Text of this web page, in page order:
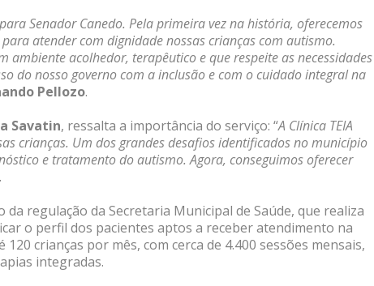
Senador Canedo. Pela primeira vez na história, oferecemos
atender com dignidade nossas crianças com autismo.
ambiente acolhedor, terapêutico e que respeite as necessidades
do nosso governo com a inclusão e com o cuidado integral na
Pellozo.
Savatin, ressalta a importância do serviço: “A Clínica TEIA
crianças. Um dos grandes desafios identificados no município
e tratamento do autismo. Agora, conseguimos oferecer
regulação da Secretaria Municipal de Saúde, que realiza
o perfil dos pacientes aptos a receber atendimento na
crianças por mês, com cerca de 4.400 sessões mensais,
integradas.